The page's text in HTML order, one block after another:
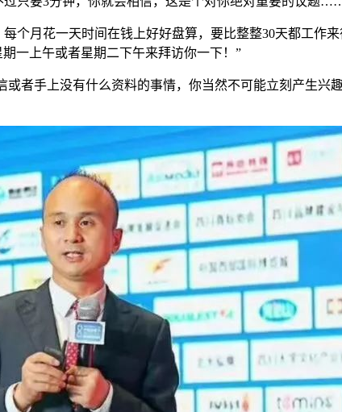
个月花一天时间在钱上好好盘算，要比整整30天都工作
一上午或者星期二下午来拜访你一下！”
者手上没有什么资料的事情，你当然不可能立刻产生兴